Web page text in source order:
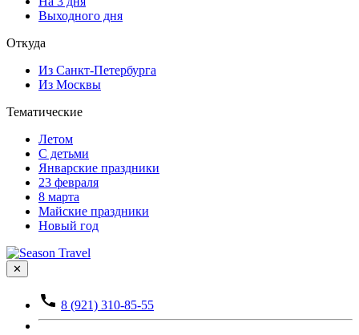
Выходного дня
Откуда
Из Санкт-Петербурга
Из Москвы
Тематические
Летом
С детьми
Январские праздники
23 февраля
8 марта
Майские праздники
Новый год
✕
8 (921) 310-85-55